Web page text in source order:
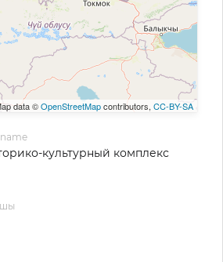
data ©OpenStreetMapcontributors, CC-BY-SA
культурный комплекс